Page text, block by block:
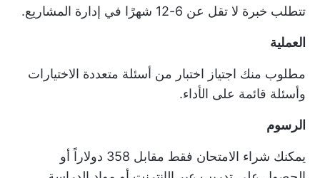
تتطلب خبرة لا تقل عن 6-12 شهرًا في إدارة المشاريع.
العملية
مطلوب منك اجتياز اختبار من أسئلة متعددة الاختيارات
وأسئلة قائمة على الأداء.
الرسوم
يمكنك شراء الامتحان فقط مقابل 358 دولاراً أو